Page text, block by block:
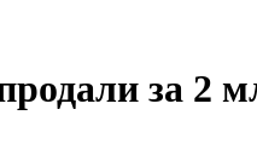
за 2